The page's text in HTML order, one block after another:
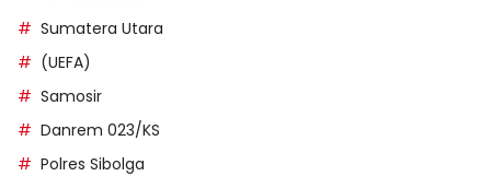
Sumatera Utara
(UEFA)
Samosir
Danrem 023/KS
Polres Sibolga